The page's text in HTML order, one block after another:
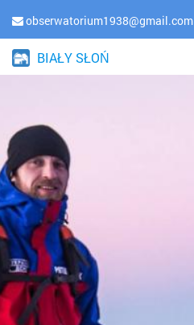
obserwatorium1938@gmail.com
BIAŁY SŁOŃ